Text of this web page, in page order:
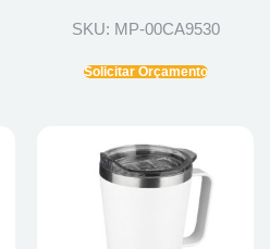
SKU: MP-00CA9530
Solicitar Orçamento